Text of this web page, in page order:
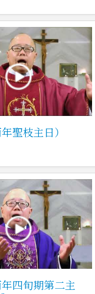
聖枝主日）
四旬期第二主